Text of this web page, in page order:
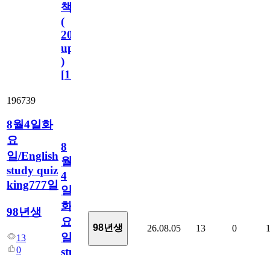
책
(
2023.11.1
update
)
[110
196739
8월4일화
요
일/English
study quiz
king777일
98년생
13
0
8
월
4
일
화
요
일/English
study
98년생 26.08.05 13 0 1